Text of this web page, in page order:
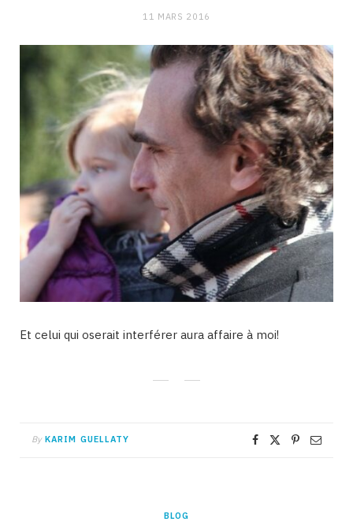
11 MARS 2016
Et celui qui oserait interférer aura affaire à moi!
By KARIM GUELLATY
BLOG